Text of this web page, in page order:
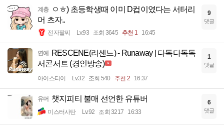
계층
ㅇㅎ) 초등학생때 이미 D컵이였다는 서터리
머 츠자..
전자팔찌 Lv.93 조회 3645 추천 1 16:45
9
댓글
연예 RESCENE(리센느) - Runaway | 다독다독독
서콘서트 (경인방송)
아이스티이 Lv.32 조회 540 추천 2 16:37
1
댓글
유머 챗지피티 불매 선언한 유튜버
미스터사탄 Lv.92 조회 3217 16:33
6
댓글